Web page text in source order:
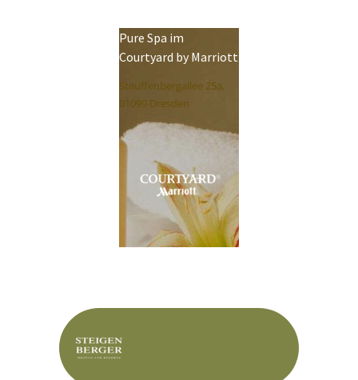
Pure Spa im
Courtyard by Marriott
Stauffenbergallee 25a,
01099 Dresden